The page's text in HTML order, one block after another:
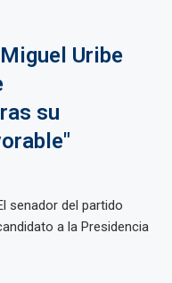
Uribe
su
senador del partido
a la Presidencia